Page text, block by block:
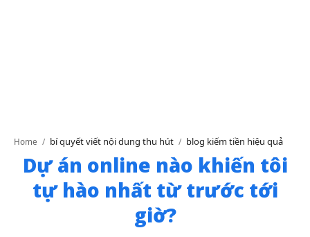
Home bí quyết viết nội dung thu hút blog kiếm tiền hiệu quả
Dự án online nào khiến tôi
tự hào nhất từ trước tới
giờ?